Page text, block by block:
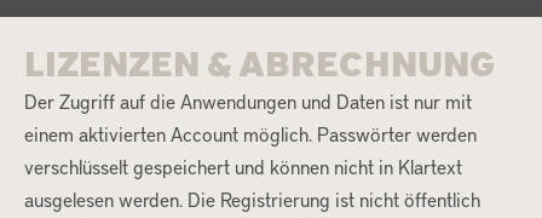
LIZENZEN & ABRECHNUNG
Der Zugriff auf die Anwendungen und Daten ist nur mit
einem aktivierten Account möglich. Passwörter werden
verschlüsselt gespeichert und können nicht in Klartext
ausgelesen werden. Die Registrierung ist nicht öffentlich